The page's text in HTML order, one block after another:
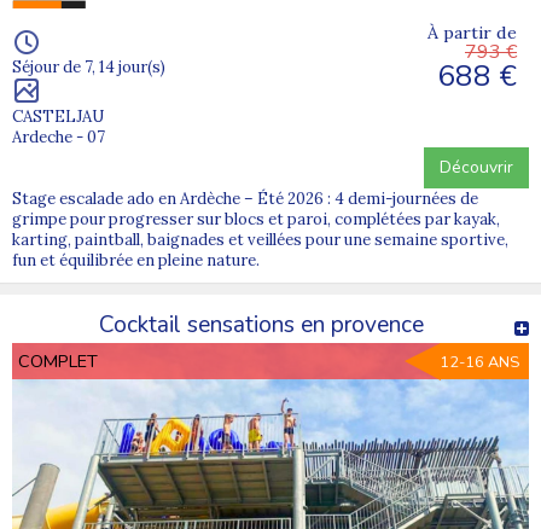
Séjour de 7, 14 jour(s)
CASTELJAU
Ardeche - 07
À partir de
793 €
688 €
Découvrir
Stage escalade ado en Ardèche – Été 2026 : 4 demi-journées de
grimpe pour progresser sur blocs et paroi, complétées par kayak,
karting, paintball, baignades et veillées pour une semaine sportive,
fun et équilibrée en pleine nature.
Cocktail sensations en provence
COMPLET 12-16 ANS